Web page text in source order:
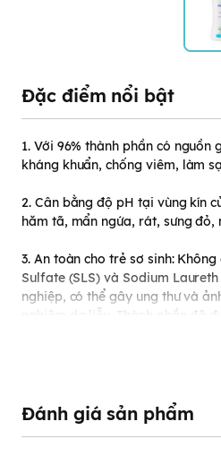
Đặc điểm nổi bật
1. Với 96% thành phần có
kháng khuẩn, chống viêm, làm
2. Cân bằng độ pH tại vùng kín
hăm tã, mẩn ngứa, rát, sưng đỏ,
3. An toàn cho trẻ sơ sinh:
Sulfate (SLS) và Sodium
nghiệp, có thể gây ung thư và
nghiệm da liễu. Thành phần đã
(EC) N.1223/2009 của Nghị
Ý, EU và hơn 100 quốc gia
tiếp nhận Phiếu công bố số
THÔNG SỐ KỸ THUẬT & XUẤT XỨ
Đánh giá sản phẩm